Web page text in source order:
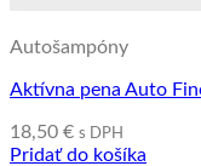
Autošampóny
Aktívna pena Auto
18,50 € s DPH
Pridať do košíka